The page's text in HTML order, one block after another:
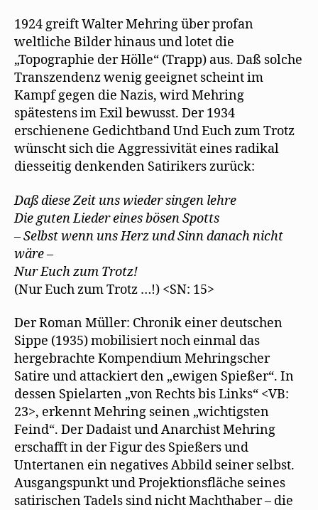
1924 greift Walter Mehring über profan
weltliche Bilder hinaus und lotet die
„Topographie der Hölle“ (Trapp) aus. Daß solche
Transzendenz wenig geeignet scheint im
Kampf gegen die Nazis, wird Mehring
spätestens im Exil bewusst. Der 1934
erschienene Gedichtband Und Euch zum Trotz
wünscht sich die Aggressivität eines radikal
diesseitig denkenden Satirikers zurück:
Daß diese Zeit uns wieder singen lehre
Die guten Lieder eines bösen Spotts
– Selbst wenn uns Herz und Sinn danach nicht
wäre –
Nur Euch zum Trotz!
(Nur Euch zum Trotz …!) <SN: 15>
Der Roman Müller: Chronik einer deutschen
Sippe (1935) mobilisiert noch einmal das
hergebrachte Kompendium Mehringscher
Satire und attackiert den „ewigen Spießer“. In
dessen Spielarten „von Rechts bis Links“ <VB:
23>, erkennt Mehring seinen „wichtigsten
Feind“. Der Dadaist und Anarchist Mehring
erschafft in der Figur des Spießers und
Untertanen ein negatives Abbild seiner selbst.
Ausgangspunkt und Projektionsfläche seines
satirischen Tadels sind nicht Machthaber – die